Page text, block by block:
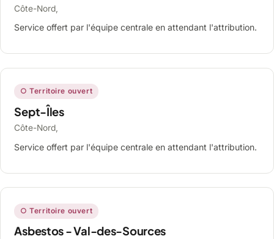
Côte-Nord,
Service offert par l'équipe centrale en attendant l'attribution.
○ Territoire ouvert
Sept-Îles
Côte-Nord,
Service offert par l'équipe centrale en attendant l'attribution.
○ Territoire ouvert
Asbestos - Val-des-Sources